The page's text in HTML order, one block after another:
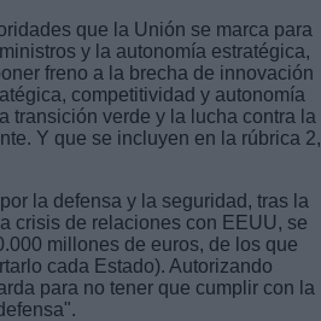
que la Unión se marca para
y la autonomía estratégica,
freno a la brecha de innovación
competitividad y autonomía
transición verde y la lucha contra la
Y que se incluyen en la rúbrica 2,
la defensa y la seguridad, tras la
crisis de relaciones con EEUU, se
millones de euros, de los que
cada Estado). Autorizando
para no tener que cumplir con la